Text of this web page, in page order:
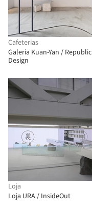
Cafeterias
Galeria Kuan-Yan / Republic
Design
Loja
Loja URA / InsideOut